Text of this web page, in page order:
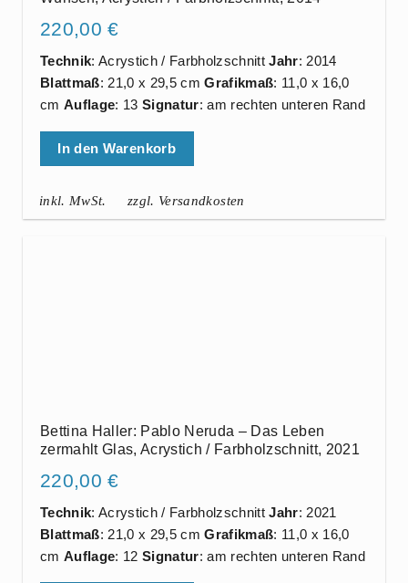
220,00€
Technik: Acrystich / FarbholzschnittJahr: 2014
Blattmaß: 21,0 x 29,5 cmGrafikmaß: 11,0 x 16,0
cm Auflage: 13 Signatur: am rechten unteren Rand
In den Warenkorb
inkl. MwSt. zzgl. Versandkosten
Bettina Haller: Pablo Neruda – Das Leben
zermahlt Glas, Acrystich / Farbholzschnitt, 2021
220,00€
Technik: Acrystich / FarbholzschnittJahr: 2021
Blattmaß: 21,0 x 29,5 cmGrafikmaß: 11,0 x 16,0
cm Auflage: 12 Signatur: am rechten unteren Rand